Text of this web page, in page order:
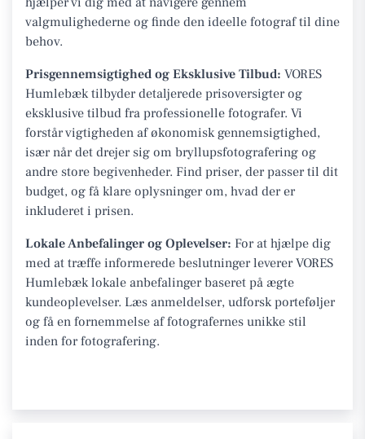
valgmulighederne og finde den ideelle fotograf til dine
behov.
Prisgennemsigtighed og Eksklusive Tilbud: VORES
Humlebæk tilbyder detaljerede prisoversigter og
eksklusive tilbud fra professionelle fotografer. Vi
forstår vigtigheden af økonomisk gennemsigtighed,
især når det drejer sig om bryllupsfotografering og
andre store begivenheder. Find priser, der passer til dit
budget, og få klare oplysninger om, hvad der er
inkluderet i prisen.
Lokale Anbefalinger og Oplevelser: For at hjælpe dig
med at træffe informerede beslutninger leverer VORES
Humlebæk lokale anbefalinger baseret på ægte
kundeoplevelser. Læs anmeldelser, udforsk porteføljer
og få en fornemmelse af fotografernes unikke stil
inden for fotografering.